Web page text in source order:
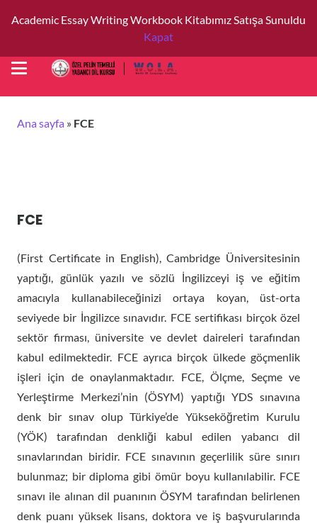
Academic Essay Writing Workbook Kitabımız Satışa Sunuldu
Kapat
Ana sayfa » FCE
FCE
(First Certificate in English), Cambridge Üniversitesinin
yaptığı, günlük yazılı ve sözlü İngilizceyi iş ve eğitim
amacıyla kullanabileceğinizi ortaya koyan, üst-orta
seviyede bir İngilizce sınavıdır. FCE sertifikası birçok özel
sektör firması, üniversite ve devlet daireleri tarafından
kabul edilmektedir. FCE ayrıca birçok ülkede göçmenlik
işleri için de onaylanmaktadır. FCE, Ölçme, Seçme ve
Yerleştirme Merkezi’nin (ÖSYM) yaptığı YDS sınavına
denk bir sınav olup Türkiye’de Yükseköğretim Kurulu
(YÖK) tarafından denkliği kabul edilen yabancı dil
sınavlarından biridir. FCE sınavının geçerlilik süre sınırı
bulunmaz; bir diploma gibi ömür boyu kullanılabilir. FCE
sınavı ile alınan dil puanının ÖSYM tarafından belirlenen
denk puanı yüksek lisans, doktora ve iş başvurularında